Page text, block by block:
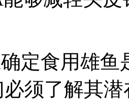
定食用雄鱼
须了解其